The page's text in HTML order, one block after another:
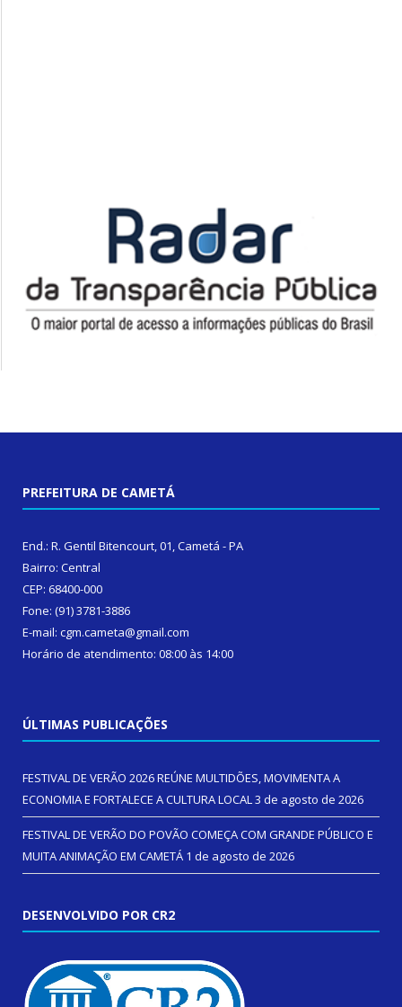
PREFEITURA DE CAMETÁ
End.: R. Gentil Bitencourt, 01, Cametá - PA
Bairro: Central
CEP: 68400-000
Fone: (91) 3781-3886
E-mail: cgm.cameta@gmail.com
Horário de atendimento: 08:00 às 14:00
ÚLTIMAS PUBLICAÇÕES
FESTIVAL DE VERÃO 2026 REÚNE MULTIDÕES, MOVIMENTA A
ECONOMIA E FORTALECE A CULTURA LOCAL3 de agosto de 2026
FESTIVAL DE VERÃO DO POVÃO COMEÇA COM GRANDE PÚBLICO E
MUITA ANIMAÇÃO EM CAMETÁ 1 de agosto de 2026
DESENVOLVIDO POR CR2